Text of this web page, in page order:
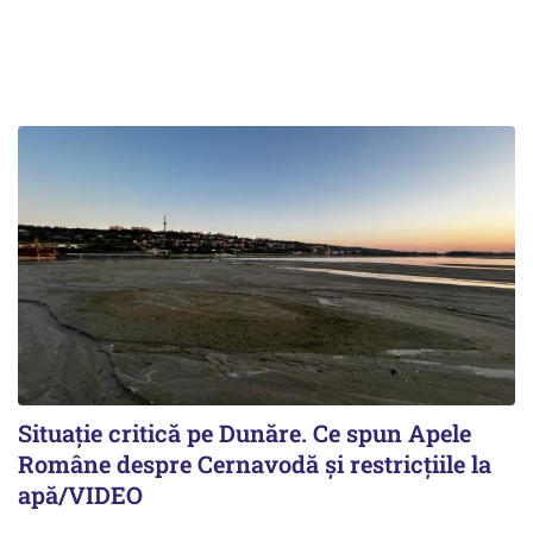
Situație critică pe Dunăre. Ce spun Apele
Române despre Cernavodă și restricțiile la
apă/VIDEO